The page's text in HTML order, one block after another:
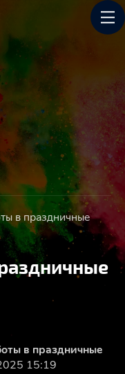
в праздничные
в праздничные
15:19